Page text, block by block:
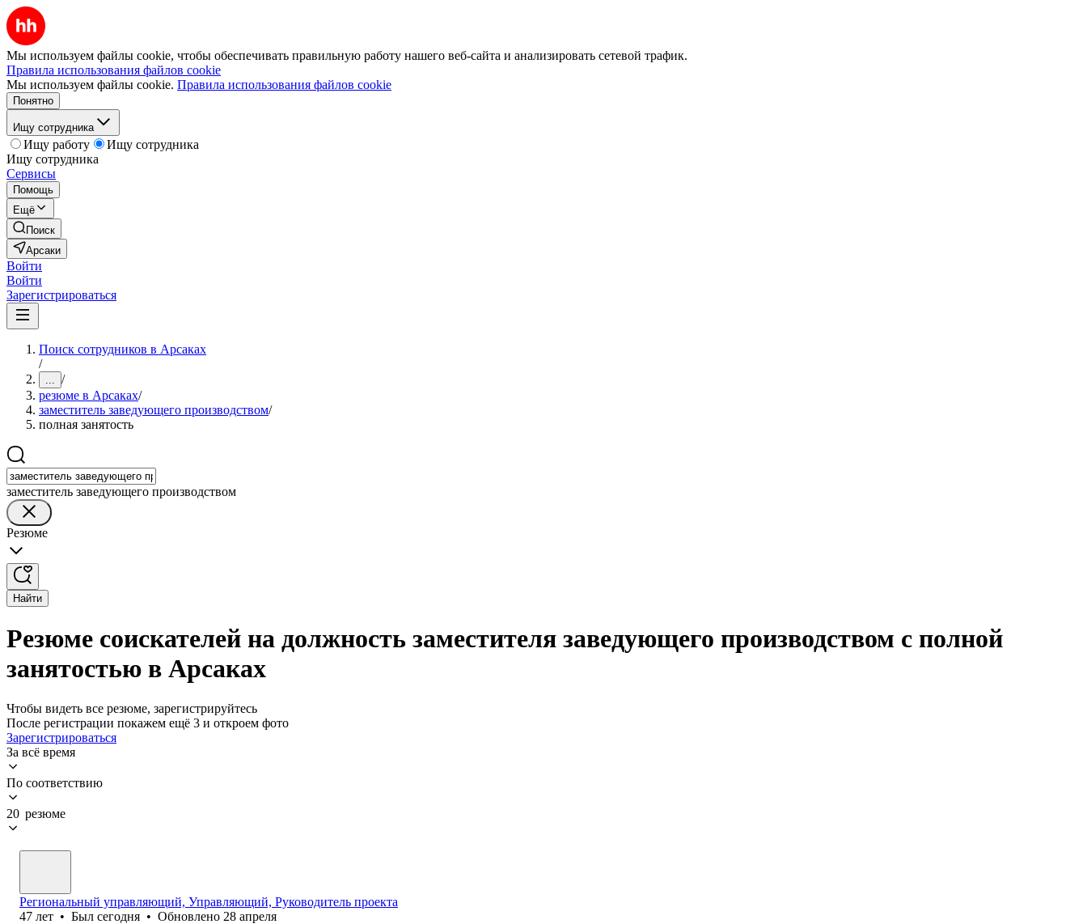
Мы используем файлы cookie, чтобы обеспечивать правильную работу нашего веб-сайта и анализировать сетевой трафик.
Правила использования файлов cookie
Мы используем файлы cookie. Правила использования файлов cookie
Понятно
Ищу сотрудника
Ищу работу
Ищу сотрудника
Ищу сотрудника
Сервисы
Помощь
Ещё
Поиск
Арсаки
Войти
Войти
Зарегистрироваться
Поиск сотрудников в Арсаках
/
... /
резюме в Арсаках/
заместитель заведующего производством/
полная занятость
заместитель заведующего производством
Резюме
Найти
Резюме соискателей на должность заместителя заведующего производством с полной
занятостью в Арсаках
Чтобы видеть все резюме, зарегистрируйтесь
После регистрации покажем ещё 3 и откроем фото
Зарегистрироваться
За всё время
По соответствию
20 резюме
Региональный управляющий, Управляющий, Руководитель проекта
47 лет • Был сегодня • Обновлено 28 апреля